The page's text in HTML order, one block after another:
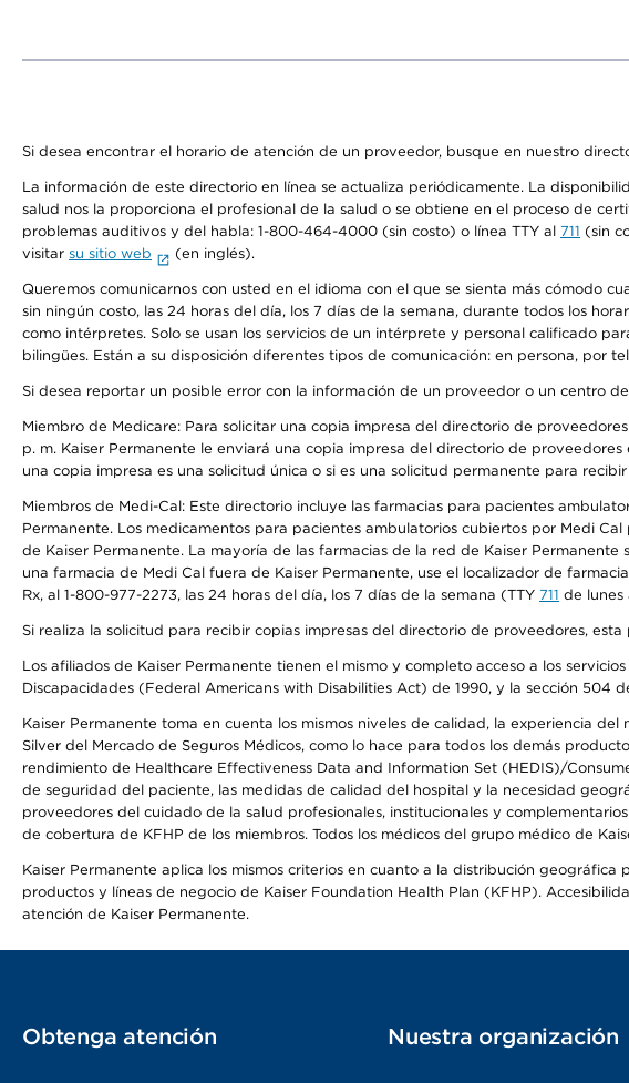
Si desea encontrar el horario de atención de un proveedor, busque en nuestro
La información de este directorio en línea se actualiza periódicamente. La
salud nos la proporciona el profesional de la salud o se obtiene en el proceso de
problemas auditivos y del habla: 1-800-464-4000 (sin costo) o línea TTY al 711 (sin
visitar su sitio web (en inglés).
Queremos comunicarnos con usted en el idioma con el que se sienta más cómodo
sin ningún costo, las 24 horas del día, los 7 días de la semana, durante todos los
como intérpretes. Solo se usan los servicios de un intérprete y personal calificado
bilingües. Están a su disposición diferentes tipos de comunicación: en persona, por
Si desea reportar un posible error con la información de un proveedor o un centro
Miembro de Medicare: Para solicitar una copia impresa del directorio de
p. m. Kaiser Permanente le enviará una copia impresa del directorio de
una copia impresa es una solicitud única o si es una solicitud permanente para
Miembros de Medi-Cal: Este directorio incluye las farmacias para pacientes
Permanente. Los medicamentos para pacientes ambulatorios cubiertos por Medi
de Kaiser Permanente. La mayoría de las farmacias de la red de Kaiser
una farmacia de Medi Cal fuera de Kaiser Permanente, use el localizador de
Rx, al 1-800-977-2273, las 24 horas del día, los 7 días de la semana (TTY 711 de lunes
Si realiza la solicitud para recibir copias impresas del directorio de proveedores,
Los afiliados de Kaiser Permanente tienen el mismo y completo acceso a los
Discapacidades (Federal Americans with Disabilities Act) de 1990, y la sección 504
Kaiser Permanente toma en cuenta los mismos niveles de calidad, la experiencia
Silver del Mercado de Seguros Médicos, como lo hace para todos los demás
rendimiento de Healthcare Effectiveness Data and Information Set (HEDIS)/
de seguridad del paciente, las medidas de calidad del hospital y la necesidad
proveedores del cuidado de la salud profesionales, institucionales y
de cobertura de KFHP de los miembros. Todos los médicos del grupo médico de
Kaiser Permanente aplica los mismos criterios en cuanto a la distribución
productos y líneas de negocio de Kaiser Foundation Health Plan (KFHP).
atención de Kaiser Permanente.
Obtenga atención Nuestra organización